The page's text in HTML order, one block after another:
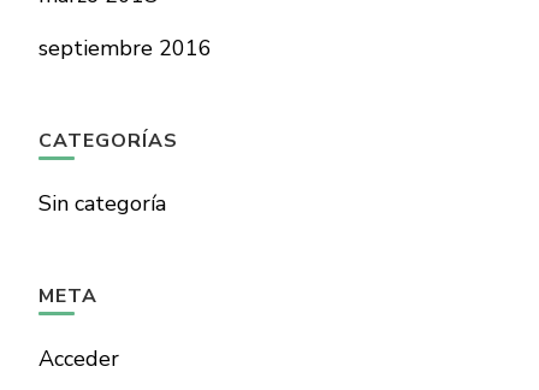
septiembre 2016
CATEGORÍAS
Sin categoría
META
Acceder